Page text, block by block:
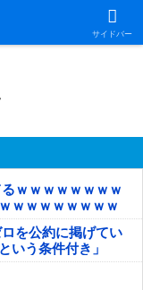
サイドバー
ｗｗｗｗｗｗｗｗ
ｗｗｗｗｗｗｗｗ
を公約に掲げてい
いう条件付き」